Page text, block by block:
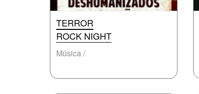
TERROR
ROCK NIGHT
Música /